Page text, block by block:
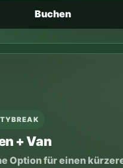
Buchen
+ Van
Option für einen